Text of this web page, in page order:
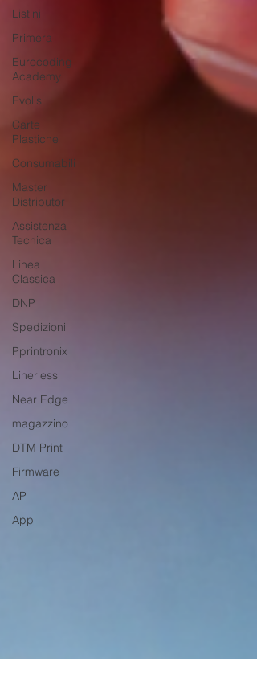
Listini
Primera
Eurocoding
Academy
Evolis
Carte
Plastiche
Consumabili
Master
Distributor
Assistenza
Tecnica
Linea
Classica
DNP
Spedizioni
Pprintronix
Linerless
Near Edge
magazzino
DTM Print
Firmware
AP
App